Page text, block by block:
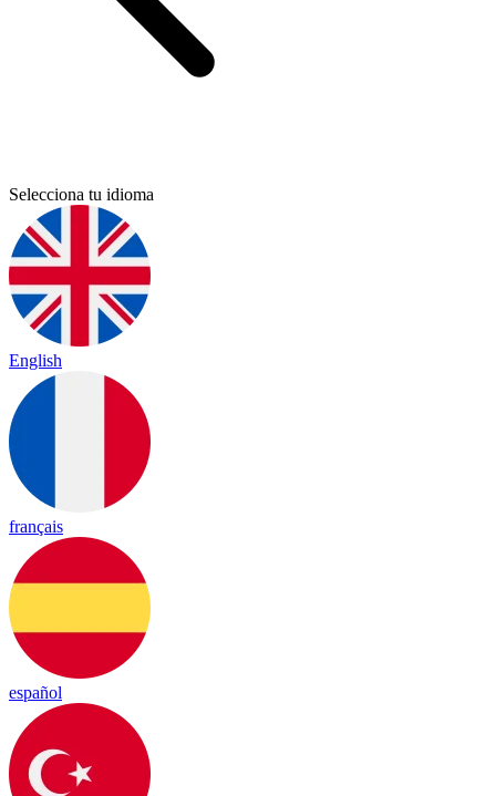
Selecciona tu idioma
English
français
español